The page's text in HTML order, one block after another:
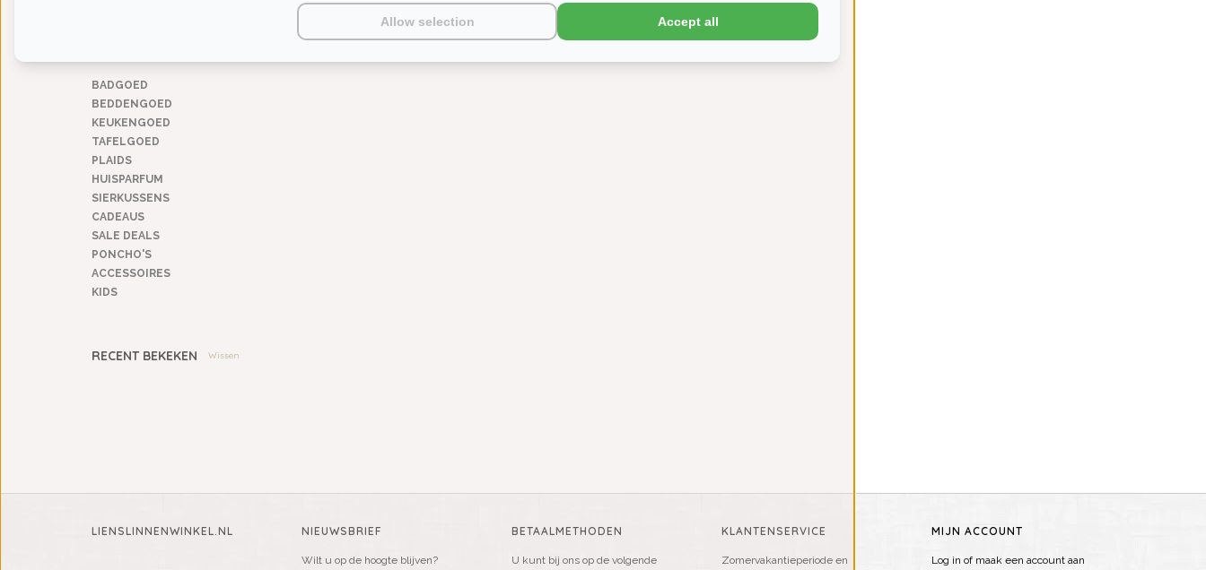
BADGOED
BEDDENGOED
KEUKENGOED
TAFELGOED
PLAIDS
HUISPARFUM
SIERKUSSENS
CADEAUS
SALE DEALS
PONCHO'S
ACCESSOIRES
KIDS
RECENT BEKEKEN Wissen
LIENSLINNENWINKEL.NL NIEUWSBRIEF
Wilt u op de hoogte blijven?
BETAALMETHODEN
U kunt bij ons op de volgende
KLANTENSERVICE
Zomervakantieperiode en
MIJN ACCOUNT
Log in of maak een account aan
Allow selection Accept all